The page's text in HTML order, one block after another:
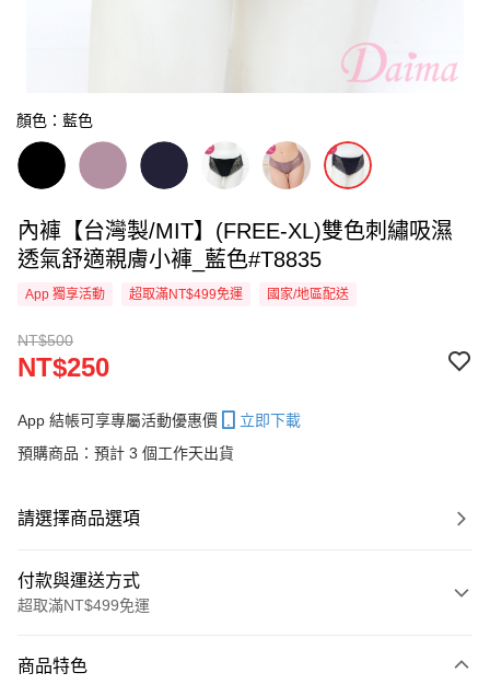
顏色：藍色
內褲【台灣製/MIT】(FREE-XL)雙色刺繡吸濕
透氣舒適親膚小褲_藍色#T8835
App 獨享活動 超取滿NT$499免運 國家/地區配送
NT$500
NT$250
App 結帳可享專屬活動優惠價
立即下載
預購商品：預計 3 個工作天出貨
請選擇商品選項
付款與運送方式
超取滿NT$499免運
信用卡一次付款
商品特色